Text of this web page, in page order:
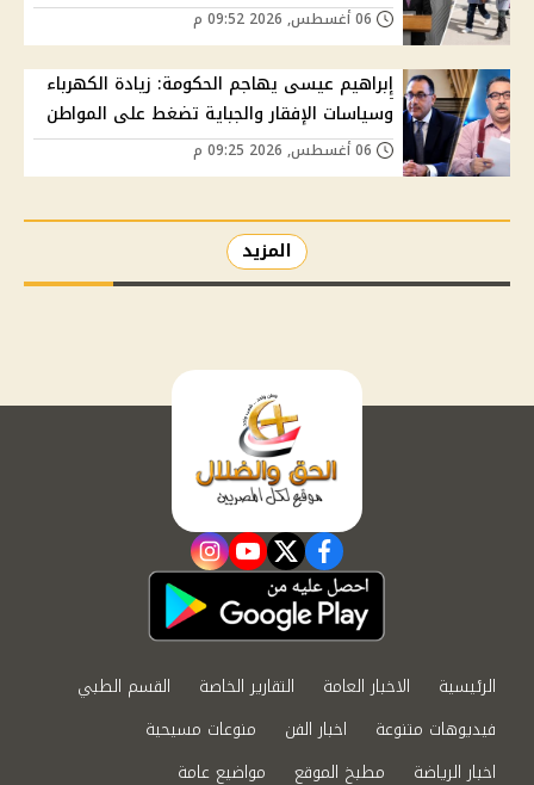
إبراهيم عيسى يهاجم الحكومة: زيادة الكهرباء
وسياسات الإفقار والجباية تضغط على المواطن
المزيد
facebook
twitter
youtube
instagram
الرئيسية الاخبار العامة التقارير الخاصة
القسم الطبي
فيديوهات متنوعة
اخبار الفن
منوعات مسيحية
اخبار الرياضة
مطبخ الموقع مواضيع عامة